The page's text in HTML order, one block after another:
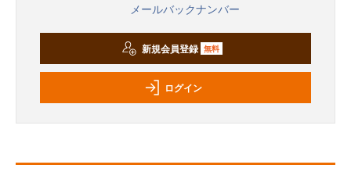
メールバックナンバー
新規会員登録 無料
ログイン